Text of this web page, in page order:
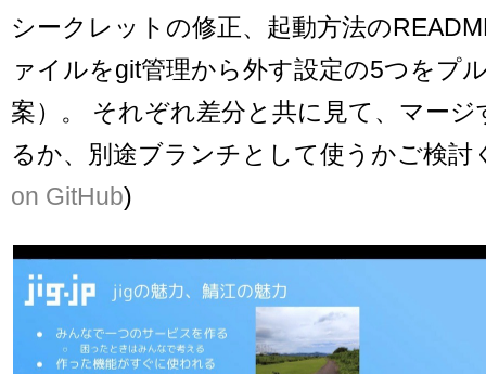
シークレットの修正、起動方法の
ァイルをgit管理から外す設定の5つをプ
案）。 それぞれ差分と共に見て、マー
るか、別途ブランチとして使うかご検討
on GitHub)